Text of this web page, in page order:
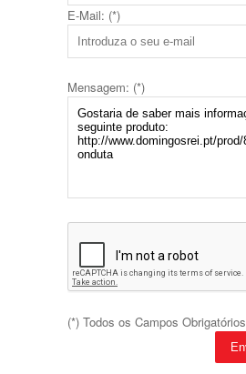
E-Mail: (*)
Mensagem: (*)
(*) Todos os Campos Obrigatórios